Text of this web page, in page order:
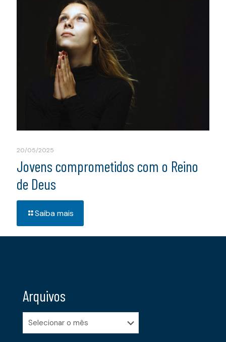
20/05/2025
Jovens comprometidos com o Reino
de Deus
Saiba mais
Arquivos
Arquivos